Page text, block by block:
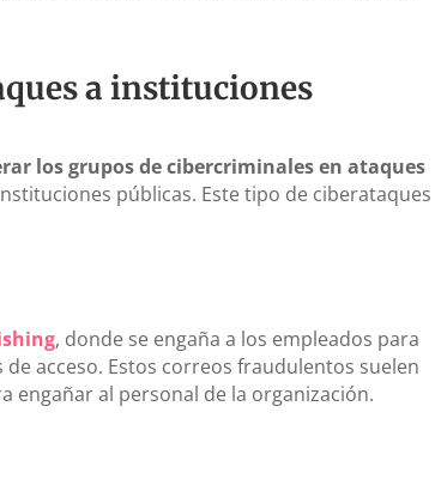
a instituciones
los grupos de cibercriminales en ataques
públicas. Este tipo de ciberataques
, donde se engaña a los empleados para
acceso. Estos correos fraudulentos suelen
engañar al personal de la organización.